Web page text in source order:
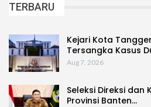
TERBARU
Kejari Kota
Tersangka Kasus
Aug 7, 2026
Seleksi Direksi dan
Provinsi Banten…